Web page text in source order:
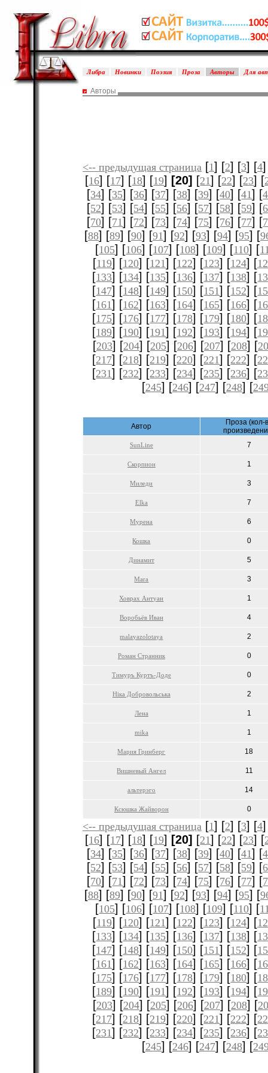
Либра Новинки Поэзия Проза Авторы Для
Авторы
<-- предыдущая страница [1] [2] [3] [4
[16] [17] [18] [19] [20] [21] [22] [23] [
[34] [35] [36] [37] [38] [39] [40] [41] [
[52] [53] [54] [55] [56] [57] [58] [59] [
[70] [71] [72] [73] [74] [75] [76] [77] [
[88] [89] [90] [91] [92] [93] [94] [95] [
[105] [106] [107] [108] [109] [110] [
[119] [120] [121] [122] [123] [124] [
[133] [134] [135] [136] [137] [138] [
[147] [148] [149] [150] [151] [152] [
[161] [162] [163] [164] [165] [166] [
[175] [176] [177] [178] [179] [180] [
[189] [190] [191] [192] [193] [194] [
[203] [204] [205] [206] [207] [208] [
[217] [218] [219] [220] [221] [222] [
[231] [232] [233] [234] [235] [236] [
[245] [246] [247] [248] [
Автор
Проза (кол-
SunLine 7
Скорпион 1
Миледи 3
Elka 7
Мурена 6
Кошка 0
Динамит 5
Mara 3
Ховрах Антуан 1
Воробьёв Иван 4
malayazolotaya 2
Роман Странник 0
Тимуръ Куртъ-Доде 0
Нiка Добровольська 2
Лена 1
mika 1
Мария Гринберг 18
Вишневый Ангел 11
альтерэго 14
Ксюшка Жайворон 0
<-- предыдущая страница [1] [2] [3] [4
[16] [17] [18] [19] [20] [21] [22] [23] [
[34] [35] [36] [37] [38] [39] [40] [41] [
[52] [53] [54] [55] [56] [57] [58] [59] [
[70] [71] [72] [73] [74] [75] [76] [77] [
[88] [89] [90] [91] [92] [93] [94] [95] [
[105] [106] [107] [108] [109] [110] [
[119] [120] [121] [122] [123] [124] [
[133] [134] [135] [136] [137] [138] [
[147] [148] [149] [150] [151] [152] [
[161] [162] [163] [164] [165] [166] [
[175] [176] [177] [178] [179] [180] [
[189] [190] [191] [192] [193] [194] [
[203] [204] [205] [206] [207] [208] [
[217] [218] [219] [220] [221] [222] [
[231] [232] [233] [234] [235] [236] [
[245] [246] [247] [248] [